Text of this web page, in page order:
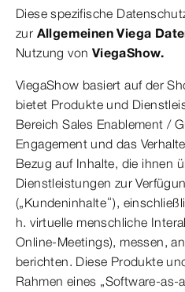
Diese spezifische
zur Allgemeinen Viega
Nutzung von ViegaShow.
ViegaShow basiert auf der
bietet Produkte und
Bereich Sales Enablement /
Engagement und das
Bezug auf Inhalte, die ihnen
Dienstleistungen zur
(„Kundeninhalte“),
h. virtuelle menschliche
Online-Meetings), messen,
berichten. Diese Produkte
Rahmen eines „Software-as-